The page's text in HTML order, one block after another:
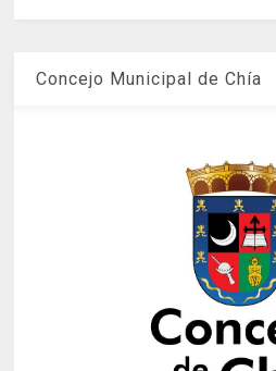
Concejo Municipal de Chía